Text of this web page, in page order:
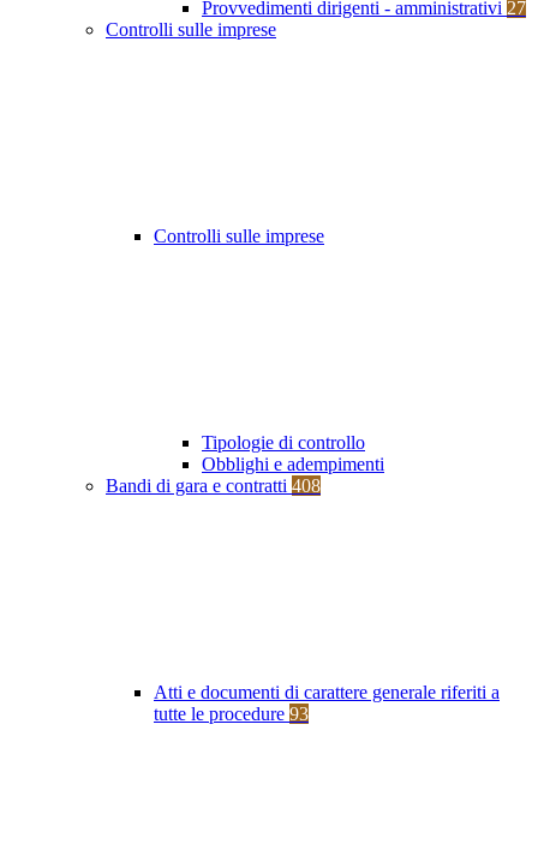
Provvedimenti dirigenti - amministrativi 27
Controlli sulle imprese
Controlli sulle imprese
Tipologie di controllo
Obblighi e adempimenti
Bandi di gara e contratti 408
Atti e documenti di carattere generale riferiti a
tutte le procedure 93